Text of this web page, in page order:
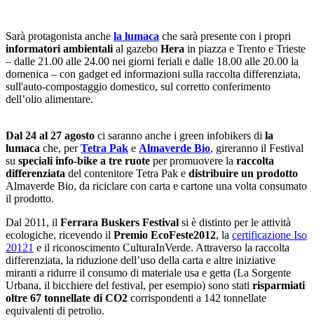
Sarà protagonista anche la lumaca che sarà presente con i propri
informatori ambientali al gazebo Hera in piazza e Trento e Trieste
– dalle 21.00 alle 24.00 nei giorni feriali e dalle 18.00 alle 20.00 la
domenica – con gadget ed informazioni sulla raccolta differenziata,
sull'auto-compostaggio domestico, sul corretto conferimento
dell’olio alimentare.
Dal 24 al 27 agosto ci saranno anche i green infobikers di la
lumaca che, perTetra Pak e Almaverde Bio, gireranno il Festival
su speciali info-bike a tre ruote per promuovere la raccolta
differenziata del contenitore Tetra Pak e distribuire un prodotto
Almaverde Bio, da riciclare con carta e cartone una volta consumato
il prodotto.
Dal 2011, il Ferrara Buskers Festival si è distinto per le attività
ecologiche, ricevendo il Premio EcoFeste2012, la certificazione Iso
20121 e il riconoscimento CulturaInVerde. Attraverso la raccolta
differenziata, la riduzione dell’uso della carta e altre iniziative
miranti a ridurre il consumo di materiale usa e getta (La Sorgente
Urbana, il bicchiere del festival, per esempio) sono stati risparmiati
oltre 67 tonnellate di CO2 corrispondenti a 142 tonnellate
equivalenti di petrolio.